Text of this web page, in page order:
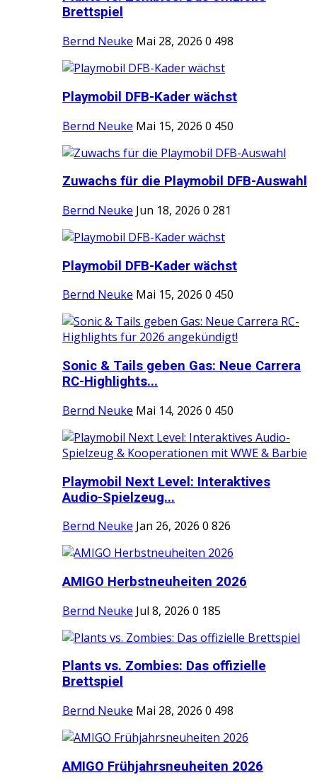
Brettspiel
Bernd Neuke Mai 28, 2026 0 498
Playmobil DFB-Kader wächst
Bernd Neuke Mai 15, 2026 0 450
Zuwachs für die Playmobil DFB-Auswahl
Bernd Neuke Jun 18, 2026 0 281
Playmobil DFB-Kader wächst
Bernd Neuke Mai 15, 2026 0 450
Sonic & Tails geben Gas: Neue Carrera
RC-Highlights...
Bernd Neuke Mai 14, 2026 0 450
Playmobil Next Level: Interaktives
Audio-Spielzeug...
Bernd Neuke Jan 26, 2026 0 826
AMIGO Herbstneuheiten 2026
Bernd Neuke Jul 8, 2026 0 185
Plants vs. Zombies: Das offizielle
Brettspiel
Bernd Neuke Mai 28, 2026 0 498
AMIGO Frühjahrsneuheiten 2026